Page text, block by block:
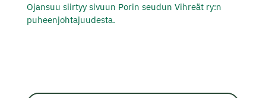
Ojansuu siirtyy sivuun Porin seudun Vihreät ry:n
puheenjohtajuudesta.